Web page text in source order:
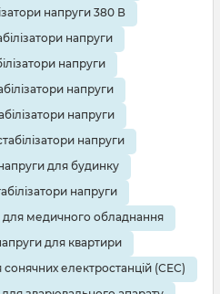
напруги 380 В
напруги
напруги
напруги
напруги
напруги
для будинку
напруги
для медичного обладнання
для квартири
сонячних електростанцій (СЕС)